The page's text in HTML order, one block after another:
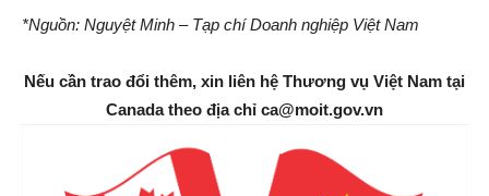
*Nguồn: Nguyệt Minh – Tạp chí Doanh nghiệp Việt Nam
Nếu cần trao đổi thêm, xin liên hệ Thương vụ Việt Nam tại
Canada theo địa chỉ ca@moit.gov.vn